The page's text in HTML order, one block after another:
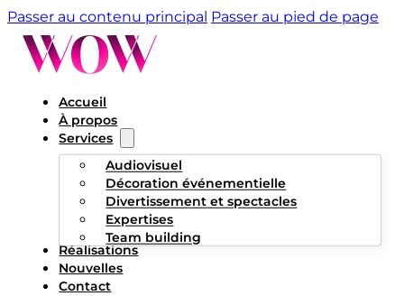
Passer au contenu principal Passer au pied de page
Accueil
À propos
Services
Audiovisuel
Décoration événementielle
Divertissement et spectacles
Expertises
Team building
Réalisations
Nouvelles
Contact